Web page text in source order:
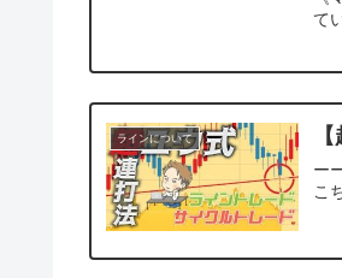
て
ラインについて
ー
こ